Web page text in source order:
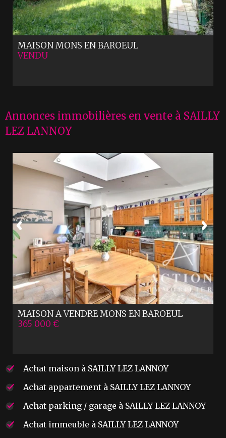
MAISONMONS EN BAROEUL
VENDU
Annonces immobilières en vente à SAILLY
LEZ LANNOY
MAISON A VENDREMONS EN BAROEUL
365 000 €
Achat maison à SAILLY LEZ LANNOY
Achat appartement à SAILLY LEZ LANNOY
Achat parking / garage à SAILLY LEZ LANNOY
Achat immeuble à SAILLY LEZ LANNOY